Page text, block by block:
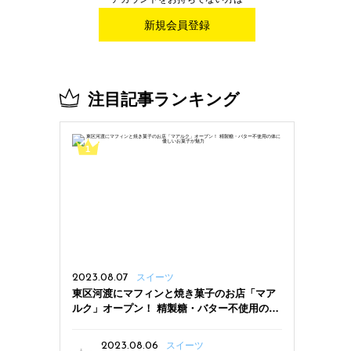
新規会員登録
注目記事ランキング
2023.08.07 スイーツ
東区河渡にマフィンと焼き菓子のお店「マア
ルク」オープン！ 精製糖・バター不使用の体
2023.08.06
スイーツ